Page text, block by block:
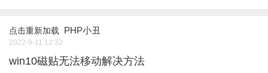
点击重新加载 PHP小丑
2022-9-11 12:32
win10磁贴无法移动解决方法